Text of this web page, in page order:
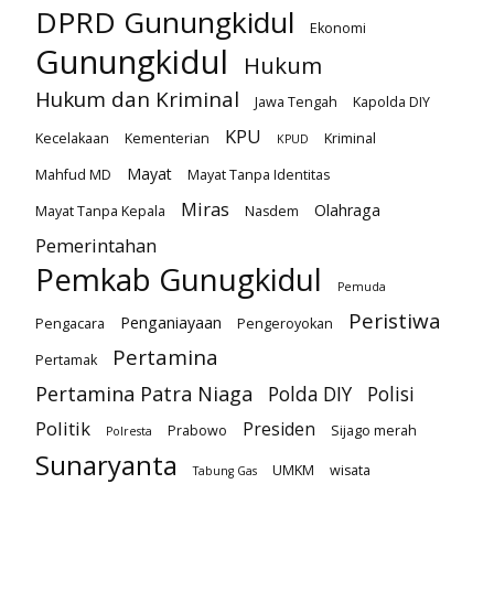
DPRD Gunungkidul Ekonomi
Gunungkidul Hukum
Hukum dan Kriminal Jawa Tengah
Kapolda DIY
Kecelakaan
Kementerian KPU KPUD
Kriminal
Mahfud MD
Mayat
Mayat Tanpa Identitas
Mayat Tanpa Kepala
Miras Nasdem Olahraga
Pemerintahan
Pemkab Gunugkidul Pemuda
Pengacara Penganiayaan Pengeroyokan Peristiwa
Pertamak Pertamina
Pertamina Patra Niaga Polda DIY
Polisi
Politik
Polresta Prabowo Presiden Sijago merah
Sunaryanta Tabung Gas UMKM wisata